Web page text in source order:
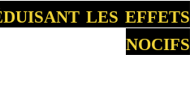
les effets
nocifs